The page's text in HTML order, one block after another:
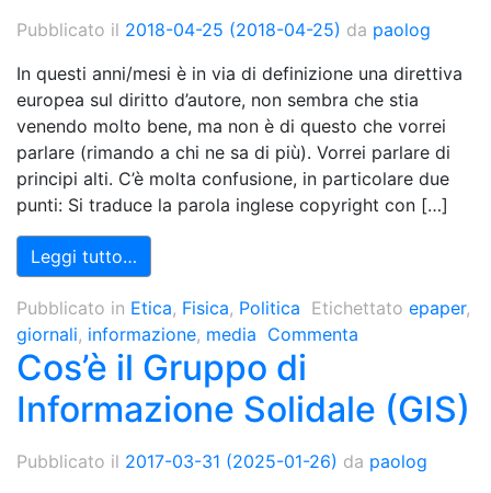
Pubblicato il 2018-04-25 (2018-04-25) da paolog
In questi anni/mesi è in via di definizione una direttiva
europea sul diritto d’autore, non sembra che stia
venendo molto bene, ma non è di questo che vorrei
parlare (rimando a chi ne sa di più). Vorrei parlare di
principi alti. C’è molta confusione, in particolare due
punti: Si traduce la parola inglese copyright con […]
Leggi tutto…
Pubblicato in Etica, Fisica, Politica Etichettato epaper,
giornali, informazione, media Commenta
Cos’è il Gruppo di
Informazione Solidale (GIS)
Pubblicato il 2017-03-31 (2025-01-26) da paolog